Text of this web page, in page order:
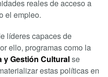
reales de acceso a
el empleo.
líderes capaces de
ello, programas como la
y Gestión Culturalse
estas políticas en